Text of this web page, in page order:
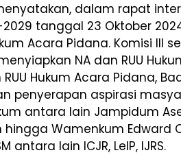
dalam rapat
tanggal 23 Oktober
Acara Pidana. Komisi III
NA dan RUU
Hukum Acara Pidana,
penyerapan aspirasi
antara lain Jampidum
hingga Wamenkum Edward
antara lain ICJR, LeIP, IJRS.